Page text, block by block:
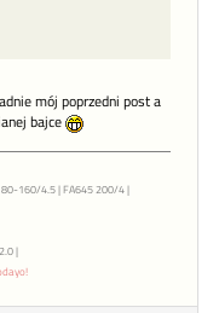
mój poprzedni post a
bajce
160/4.5 | FA645 200/4 |
|